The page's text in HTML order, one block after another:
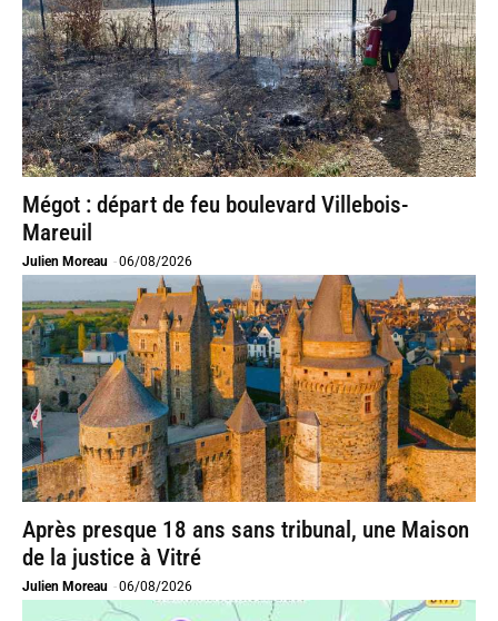
Mégot : départ de feu boulevard Villebois-
Mareuil
Julien Moreau -06/08/2026
Après presque 18 ans sans tribunal, une Maison
de la justice à Vitré
Julien Moreau -06/08/2026